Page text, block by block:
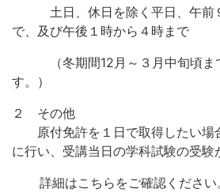
土日、休日を除く平日、午前
で、及び午後１時から４時まで
（冬期間12月～３月中旬頃ま
す。）
２ その他
原付免許を１日で取得したい場
に行い、受講当日の学科試験の受験
詳細はこちらをご確認ください